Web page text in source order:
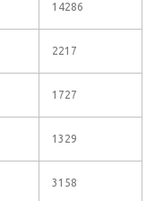
14286
2217
1727
1329
3158